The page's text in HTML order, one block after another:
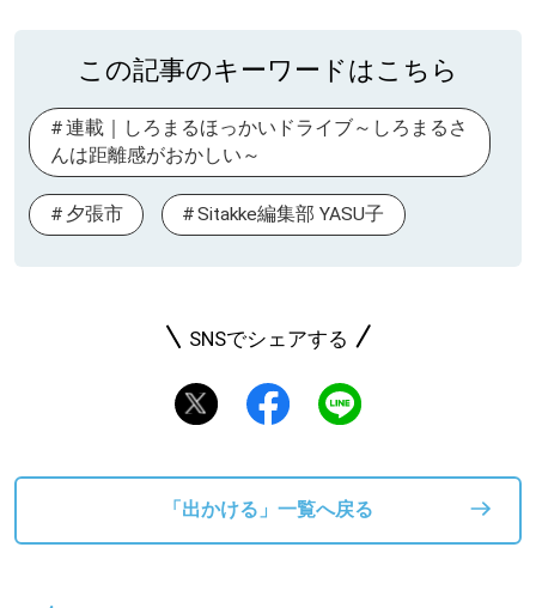
この記事のキーワードはこちら
連載｜しろまるほっかいドライブ～しろまるさ
んは距離感がおかしい～
夕張市 Sitakke編集部 YASU子
SNSでシェアする
「出かける」一覧へ戻る